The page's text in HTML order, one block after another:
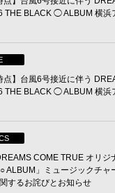
THE BLACK ◯ ALBUM 横浜
点】台風6号接近に伴う
THE BLACK ◯ ALBUM 横浜
COME TRUE オリジ
ALBUM」ミュージックチャ
するお詫びとお知らせ